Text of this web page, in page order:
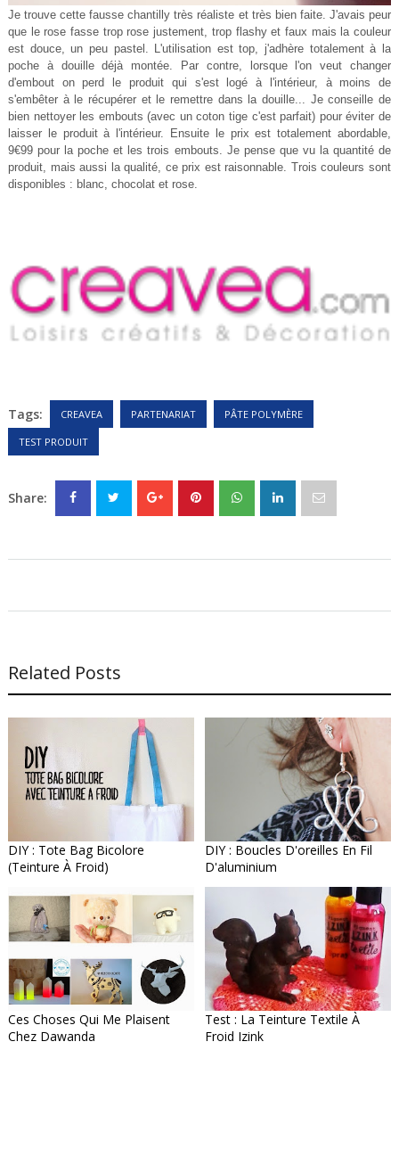
Je trouve cette fausse chantilly très réaliste et très bien faite. J'avais peur
que le rose fasse trop rose justement, trop flashy et faux mais la couleur
est douce, un peu pastel. L'utilisation est top, j'adhère totalement à la
poche à douille déjà montée. Par contre, lorsque l'on veut changer
d'embout on perd le produit qui s'est logé à l'intérieur, à moins de
s'embêter à le récupérer et le remettre dans la douille... Je conseille de
bien nettoyer les embouts (avec un coton tige c'est parfait) pour éviter de
laisser le produit à l'intérieur. Ensuite le prix est totalement abordable,
9€99 pour la poche et les trois embouts. Je pense que vu la quantité de
produit, mais aussi la qualité, ce prix est raisonnable. Trois couleurs sont
disponibles : blanc, chocolat et rose.
Tags: CREAVEA PARTENARIAT PÂTE POLYMÈRE
TEST PRODUIT
Share:
Related Posts
DIY : Tote Bag Bicolore
(teinture À Froid)
DIY : Boucles D'oreilles En Fil
D'aluminium
Ces Choses Qui Me Plaisent
Chez Dawanda
Test : La Teinture Textile À
Froid Izink